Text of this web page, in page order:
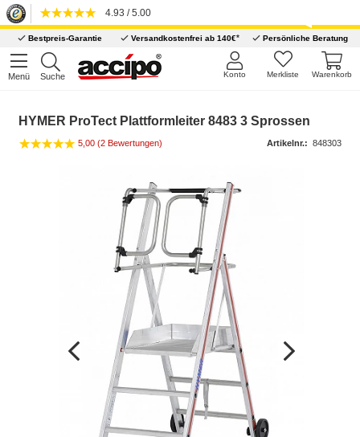
4.93 / 5.00
Bestpreis-Garantie Versandkostenfrei ab 140€* Persönliche Beratung
Menü Suche Warenkorb
Merkliste
Konto
HYMER ProTect Plattformleiter 8483 3 Sprossen
5,00 (2 Bewertungen) Artikelnr.: 848303
Vorheriges